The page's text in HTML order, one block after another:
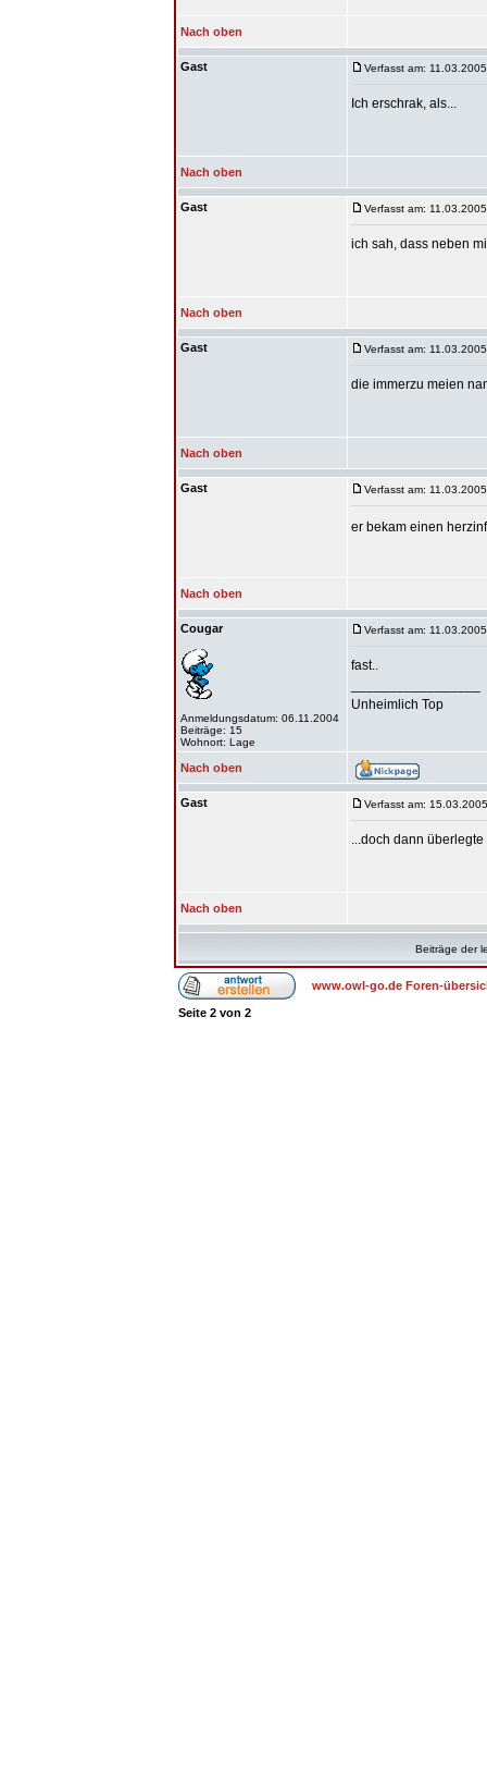
Nach oben
Gast Verfasst am:
Ich erschrak, als...
Nach oben
Gast Verfasst am:
ich sah, dass neben
Nach oben
Gast Verfasst am:
die immerzu meien
Nach oben
Gast Verfasst am:
er bekam einen
Nach oben
Cougar
Anmeldungsdatum: 06.11.2004
Beiträge: 15
Wohnort: Lage
Verfasst am:
fast..
Unheimlich Top
Nach oben
Gast Verfasst am:
...doch dann
Nach oben
Beiträge der
www.owl-go.de Foren-
Seite 2 von 2